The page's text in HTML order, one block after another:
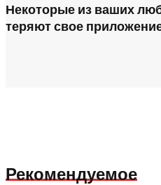
Некоторые из ваших
теряют свое
Рекомендуемое